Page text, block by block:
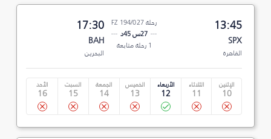
13:45
SPX
القاهرة
رحلة FZ 194/027
27س 45د
1 رحلة متابعة
17:30
BAH
البحرين
الإثنين
10
الثلاثاء
11
الأربعاء
12
الخميس
13
الجمعة
14
السبت
15
الأحد
16